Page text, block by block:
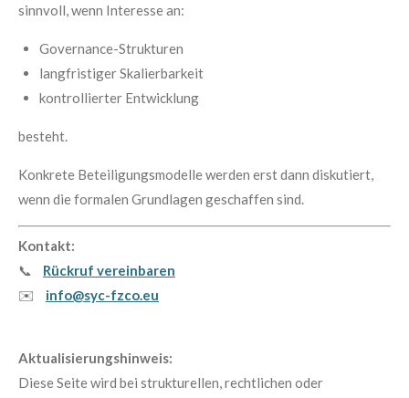
sinnvoll, wenn Interesse an:
Governance-Strukturen
langfristiger Skalierbarkeit
kontrollierter Entwicklung
besteht.
Konkrete Beteiligungsmodelle werden erst dann diskutiert,
wenn die formalen Grundlagen geschaffen sind.
Kontakt:
📞 Rückruf vereinbaren
✉️ info@syc-fzco.eu
Aktualisierungshinweis:
Diese Seite wird bei strukturellen, rechtlichen oder